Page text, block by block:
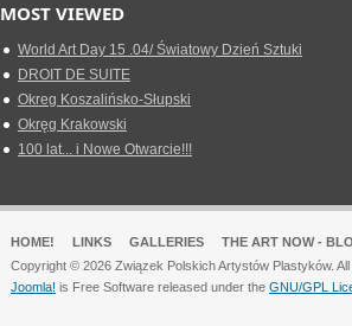
MOST VIEWED
World Art Day 15 .04/ Światowy Dzień Sztuki
DROIT DE SUITE
Okreg Koszalińsko-Słupski
Okręg Krakowski
100 lat... i Nowe Otwarcie!!!
HOME! LINKS GALLERIES
THE ART NOW -
Copyright © 2026 Związek Polskich Artystów Plastyków.
Joomla! is Free Software released under theGNU/GPL